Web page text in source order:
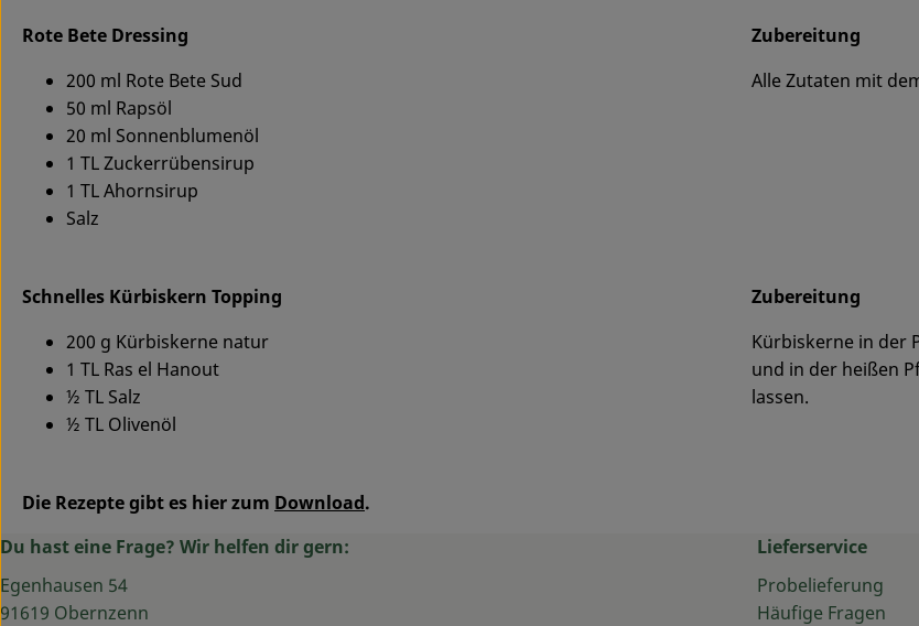
Rote Bete Dressing
200 ml Rote Bete Sud
50 ml Rapsöl
20 ml Sonnenblumenöl
1 TL Zuckerrübensirup
1 TL Ahornsirup
Salz
Zubereitung
Alle Zutaten mit
Schnelles Kürbiskern Topping
200 g Kürbiskerne natur
1 TL Ras el Hanout
½ TL Salz
½ TL Olivenöl
Zubereitung
Kürbiskerne in der
und in der heißen
lassen.
Die Rezepte gibt es hier zum Download.
Du hast eine Frage? Wir helfen dir gern:
Egenhausen 54
91619 Obernzenn
Lieferservice
Probelieferung
Häufige Fragen